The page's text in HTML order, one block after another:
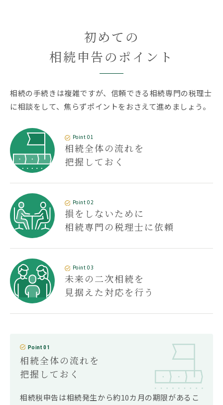
初めての
相続申告のポイント
相続の手続きは複雑ですが、信頼できる相続専門の税理士
に相談をして、焦らずポイントをおさえて進めましょう。
Point 01
相続全体の流れを
把握しておく
Point 02
損をしないために
相続専門の税理士に依頼
Point 03
未来の二次相続を
見据えた対応を行う
Point 01
相続全体の流れを
把握しておく
相続税申告は相続発生から約10カ月の期限があるこ